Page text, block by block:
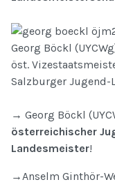
Georg Böckl
öst.
Salzburger Jugend-
→ Georg Böckl
österreichischer
Landesmeister!
→Anselm Ginthör-